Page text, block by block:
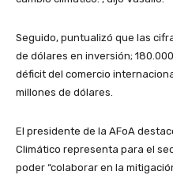
Seguido, puntualizó que las
de dólares en inversión;
déficit del comercio
millones de dólares.
El presidente de la AFoA
Climático representa para el
poder “colaborar en la